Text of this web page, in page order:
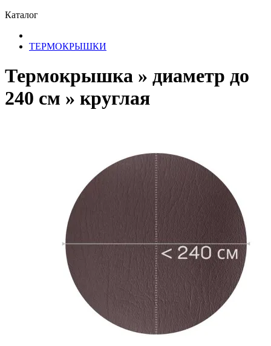
Каталог
ТЕРМОКРЫШКИ
Термокрышка » диаметр до
240 см » круглая